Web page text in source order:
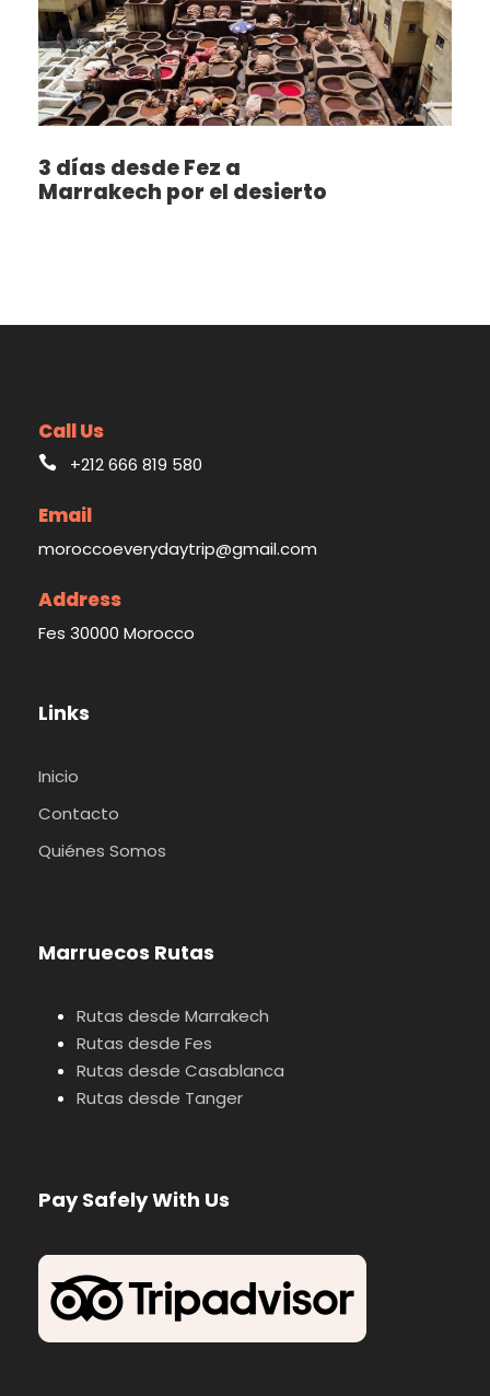
3 días desde Fez a
Marrakech por el desierto
Call Us
+212 666 819 580
Email
moroccoeverydaytrip@gmail.com
Address
Fes 30000 Morocco
Links
Inicio
Contacto
Quiénes Somos
Marruecos Rutas
Rutas desde Marrakech
Rutas desde Fes
Rutas desde Casablanca
Rutas desde Tanger
Pay Safely With Us